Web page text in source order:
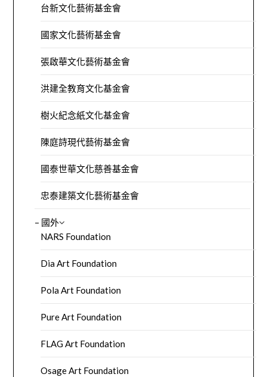
台新文化藝術基金會
國家文化藝術基金會
張啟華文化藝術基金會
洪建全教育文化基金會
樹火紀念紙文化基金會
陳庭詩現代藝術基金會
國泰世華文化慈善基金會
忠泰建築文化藝術基金會
– 國外
NARS Foundation
Dia Art Foundation
Pola Art Foundation
Pure Art Foundation
FLAG Art Foundation
Osage Art Foundation